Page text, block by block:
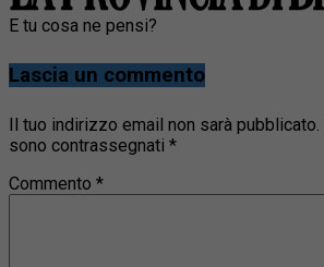
E tu cosa ne pensi?
Lascia un commento
Il tuo indirizzo email non sarà pubblicato.
sono contrassegnati *
Commento *